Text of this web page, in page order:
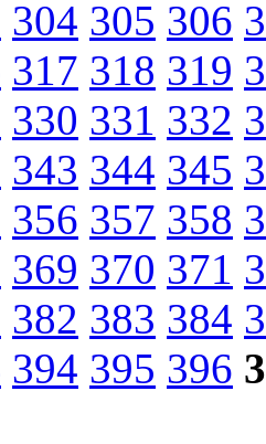
304 305 306
317 318 319
330 331 332
343 344 345
356 357 358
369 370 371
382 383 384
394 395 396